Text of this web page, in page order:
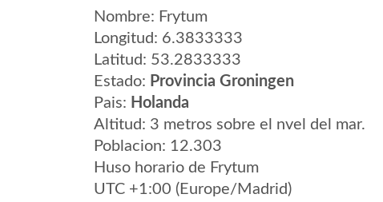
Nombre: Frytum
Longitud: 6.3833333
Latitud: 53.2833333
Estado: Provincia Groningen
Pais: Holanda
Altitud: 3 metros sobre el nvel del mar.
Poblacion: 12.303
Huso horario de Frytum
UTC +1:00 (Europe/Madrid)